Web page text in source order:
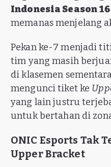
Indonesia Season 16
memanas menjelang
Pekan ke-7 menjadi
tim yang masih
di klasemen
mengunci tiket ke
yang lain justru
untuk bertahan di
ONIC Esports Tak
Upper Bracket